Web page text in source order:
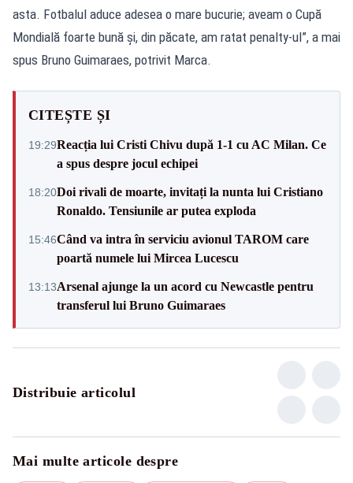
asta. Fotbalul aduce adesea o mare bucurie; aveam o Cupă
Mondială foarte bună și, din păcate, am ratat penalty-ul”, a mai
spus Bruno Guimaraes, potrivit Marca.
CITEȘTE ȘI
19:29Reacția lui Cristi Chivu după 1-1 cu AC Milan. Ce
a spus despre jocul echipei
18:20Doi rivali de moarte, invitați la nunta lui Cristiano
Ronaldo. Tensiunile ar putea exploda
15:46Când va intra în serviciu avionul TAROM care
poartă numele lui Mircea Lucescu
13:13Arsenal ajunge la un acord cu Newcastle pentru
transferul lui Bruno Guimaraes
Distribuie articolul
Mai multe articole despre